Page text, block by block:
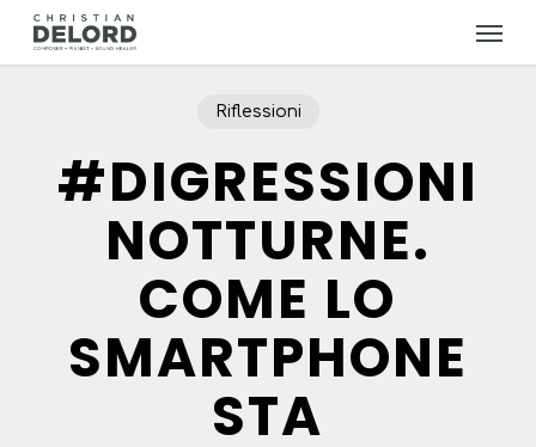
Skip
main
Menu
Riflessioni
#DIGRESSIONI
NOTTURNE.
COME LO
SMARTPHONE
STA